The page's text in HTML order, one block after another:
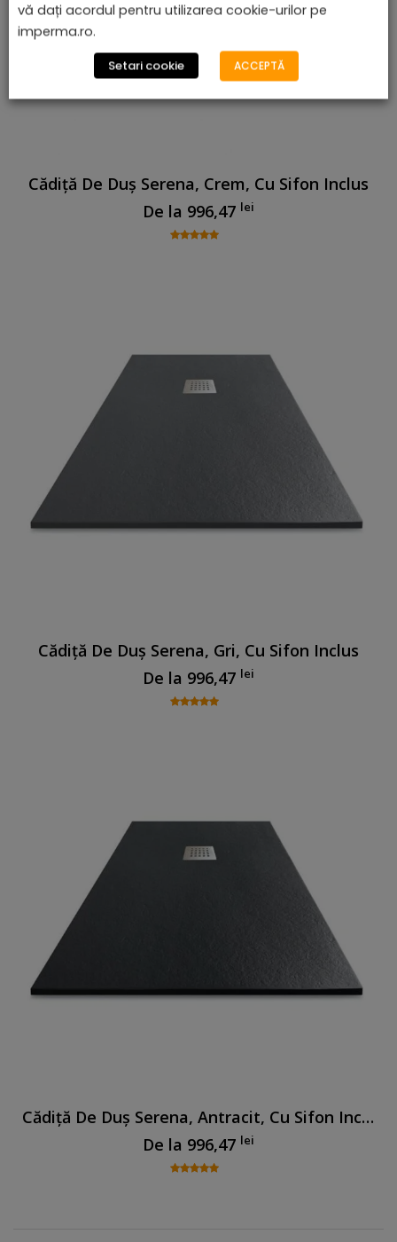
Cădiță De Duș Serena, Crem, Cu Sifon Inclus
De la 996,47 lei
Cădiță De Duș Serena, Gri, Cu Sifon Inclus
De la 996,47 lei
Cădiță De Duș Serena, Antracit, Cu Sifon Inclus
De la 996,47 lei
vă dați acordul pentru utilizarea cookie-urilor pe
imperma.ro.
Setari cookie ACCEPTĂ